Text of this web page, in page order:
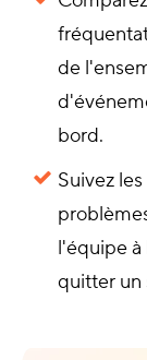
de
bord.
Suivez
l'équipe à
quitter un